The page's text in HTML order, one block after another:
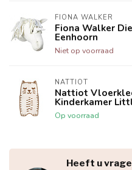
FIONA WALKER
Fiona Walker
Eenhoorn
Niet op voorraad
NATTIOT
Nattiot
Kinderkamer
Op voorraad
Heeft u